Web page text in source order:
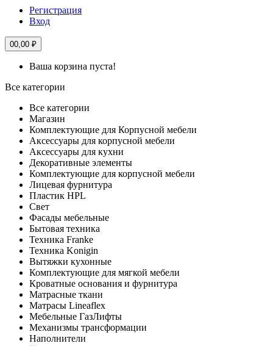
Регистрация
Вход
00,00 ₽
Ваша корзина пуста!
Все категории
Все категории
Магазин
Комплектующие для Корпусной мебели
Аксессуары для корпусной мебели
Аксессуары для кухни
Декоративные элементы
Комплектующие для корпусной мебели
Лицевая фурнитура
Пластик HPL
Свет
Фасады мебельные
Бытовая техника
Техника Franke
Техника Konigin
Вытяжки кухонные
Комплектующие для мягкой мебели
Кроватные основания и фурнитура
Матрасные ткани
Матрасы Lineaflex
Мебельные ГазЛифты
Механизмы трансформации
Наполнители